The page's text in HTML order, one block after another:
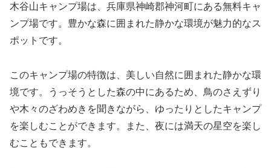
木谷山キャンプ場は、兵庫県神崎郡神河町にある無料キャ
ンプ場です。豊かな森に囲まれた静かな環境が魅力的なス
ポットです。
このキャンプ場の特徴は、美しい自然に囲まれた静かな環
境です。うっそうとした森の中にあるため、鳥のさえずり
や木々のざわめきを聞きながら、ゆったりとしたキャンプ
を楽しむことができます。また、夜には満天の星空を楽し
むこともできます。